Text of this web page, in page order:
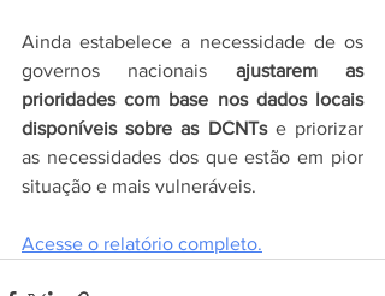
Ainda estabelece a necessidade de os
governos nacionais ajustarem as
prioridades com base nos dados locais
disponíveis sobre as DCNTs e priorizar
as necessidades dos que estão em pior
situação e mais vulneráveis.
Acesse o relatório completo.